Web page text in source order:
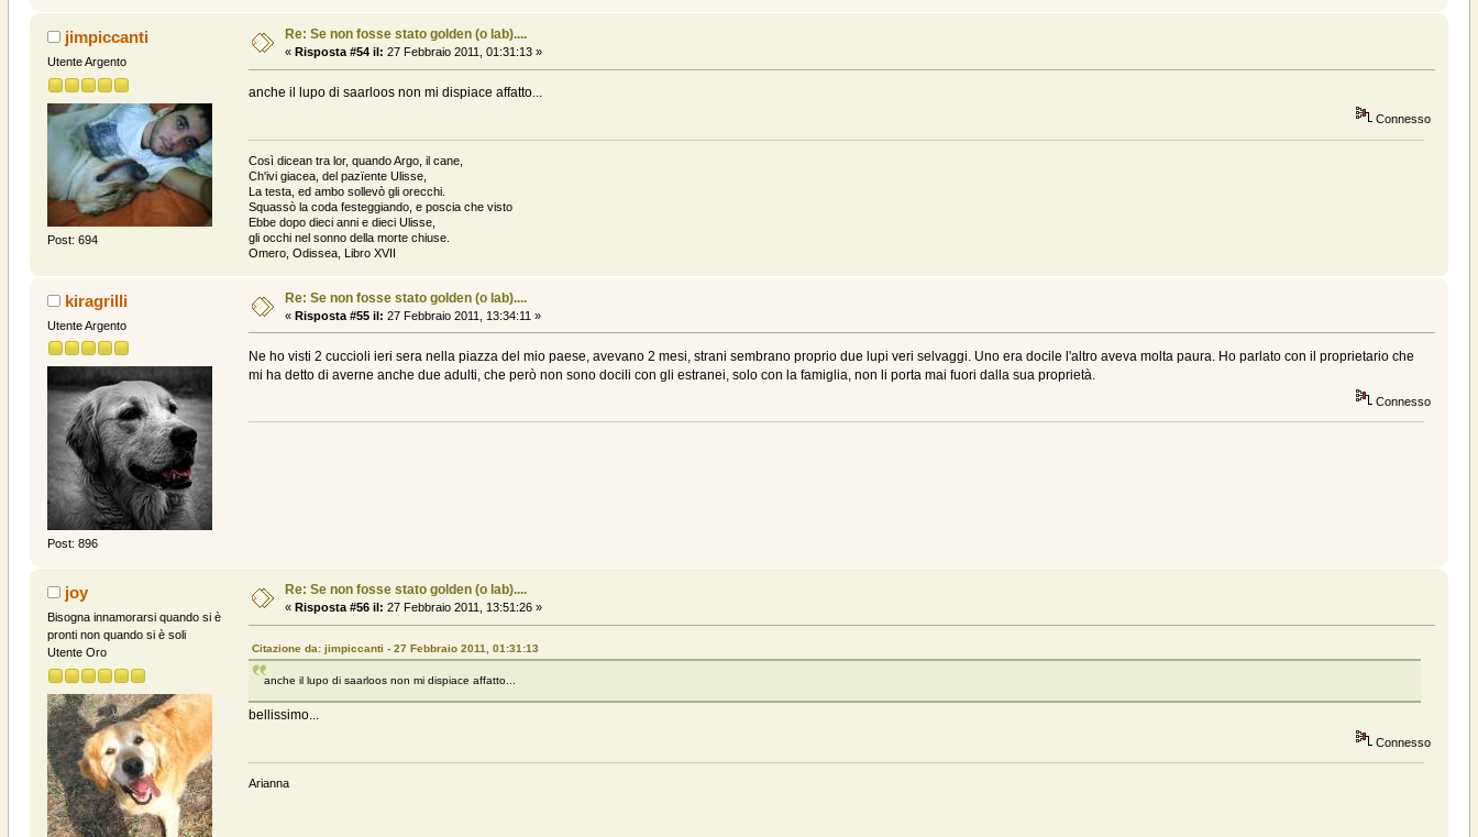
jimpiccanti
Utente Argento
Post: 694
Re: Se non fosse stato golden (o lab)....
« Risposta #54 il: 27 Febbraio 2011, 01:31:13 »
anche il lupo di saarloos non mi dispiace affatto...
Connesso
Così dicean tra lor, quando Argo, il cane,
Ch'ivi giacea, del pazïente Ulisse,
La testa, ed ambo sollevò gli orecchi.
Squassò la coda festeggiando, e poscia che visto
Ebbe dopo dieci anni e dieci Ulisse,
gli occhi nel sonno della morte chiuse.
Omero, Odissea, Libro XVII
kiragrilli
Utente Argento
Post: 896
Re: Se non fosse stato golden (o lab)....
« Risposta #55 il: 27 Febbraio 2011, 13:34:11 »
Ne ho visti 2 cuccioli ieri sera nella piazza del mio paese, avevano 2 mesi, strani sembrano proprio due lupi veri selvaggi. Uno era docile l'altro aveva molta paura. Ho parlato con il proprietario che
mi ha detto di averne anche due adulti, che però non sono docili con gli estranei, solo con la famiglia, non li porta mai fuori dalla sua proprietà.
Connesso
joy
Bisogna innamorarsi quando si è
pronti non quando si è soli
Utente Oro
Re: Se non fosse stato golden (o lab)....
« Risposta #56 il: 27 Febbraio 2011, 13:51:26 »
Citazione da: jimpiccanti - 27 Febbraio 2011, 01:31:13
anche il lupo di saarloos non mi dispiace affatto...
bellissimo...
Connesso
Arianna